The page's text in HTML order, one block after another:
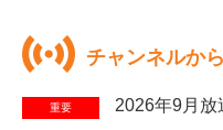
チャンネルか
重要 2026年9月放